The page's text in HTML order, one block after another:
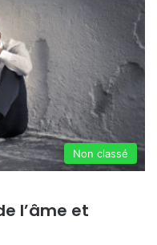
Non classé
l’âme et